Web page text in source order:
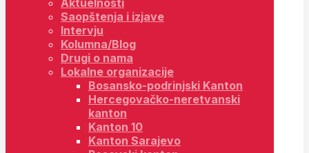
Aktuelnosti
Saopštenja i izjave
Intervju
Kolumna/Blog
Drugi o nama
Lokalne organizacije
Bosansko-podrinjski Kanton
Hercegovačko-neretvanski
kanton
Kanton 10
Kanton Sarajevo